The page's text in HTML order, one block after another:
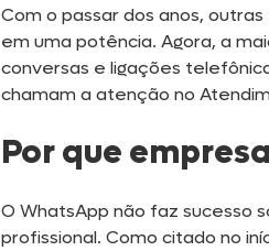
Com o passar dos anos,
em uma potência. Agora, a
conversas e ligações
chamam a atenção no
Por que
O WhatsApp não faz sucesso
profissional. Como citado no